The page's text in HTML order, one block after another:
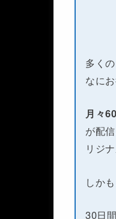
多く
なに
月々
が配
リジ
しか
30日